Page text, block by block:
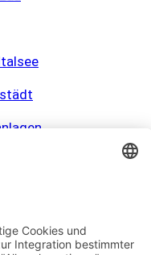
leben ohne